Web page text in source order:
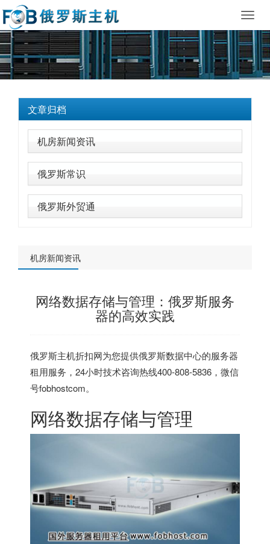
文章归档
机房新闻资讯
俄罗斯常识
俄罗斯外贸通
机房新闻资讯
网络数据存储与管理：俄罗斯服务
器的高效实践
俄罗斯主机折扣网为您提供俄罗斯数据中心的服务器
租用服务，24小时技术咨询热线400-808-5836，微信
号fobhostcom。
网络数据存储与管理